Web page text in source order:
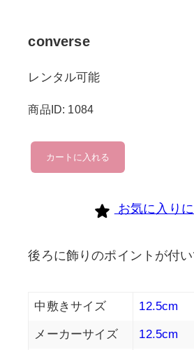
converse
レンタル可能
商品ID: 1084
converse
個
カートに入れる
お気に入り
後ろに飾りのポイントが付い
中敷きサイズ 12.5cm
メーカーサイズ 12.5cm